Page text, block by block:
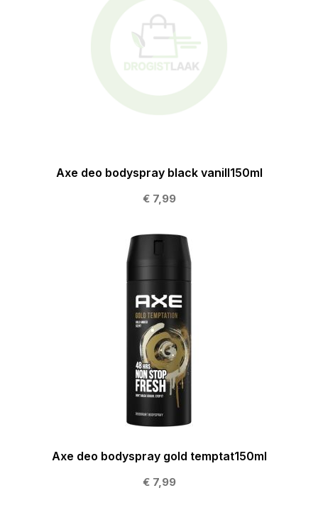
Axe deo bodyspray black vanill150ml
€ 7,99
Axe deo bodyspray gold temptat150ml
€ 7,99